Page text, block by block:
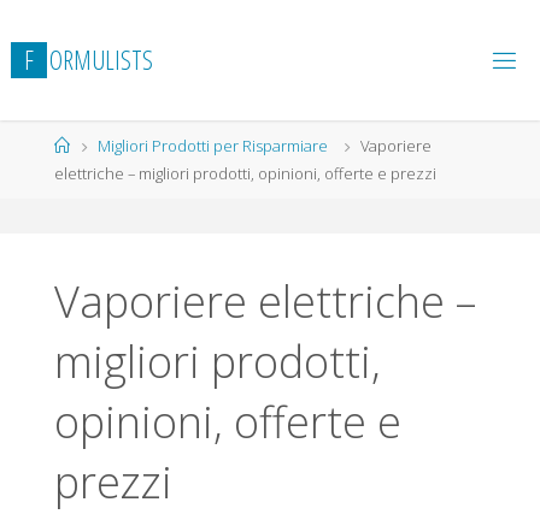
al
contenuto
F ORMULISTS
HomeMigliori Prodotti per Risparmiare
Vaporiere
elettriche – migliori prodotti, opinioni, offerte e prezzi
Vaporiere elettriche –
migliori prodotti,
opinioni, offerte e
prezzi